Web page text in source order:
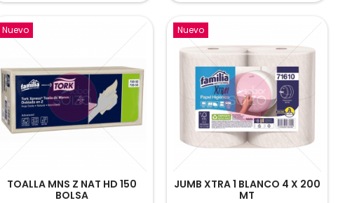
Nuevo
TOALLA MNS Z NAT HD 150
BOLSA
Nuevo
JUMB XTRA 1 BLANCO 4 X 200
MT